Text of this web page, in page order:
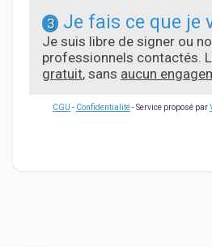
3 Je fais ce que je
Je suis libre de signer ou
professionnels contactés.
gratuit, sans aucun
CGU - Confidentialité- Service proposé par